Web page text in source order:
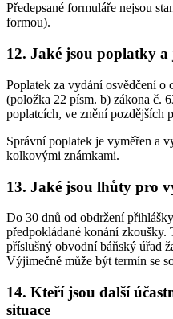
Předepsané formuláře nejsou
formou).
12. Jaké jsou poplatky
Poplatek za vydání osvědčení
(položka 22 písm. b) zákona č.
poplatcích, ve znění pozdějších
Správní poplatek je vyměřen a
kolkovými známkami.
13. Jaké jsou lhůty pro
Do 30 dnů od obdržení
předpokládané konání zkoušky.
příslušný obvodní báňský úřad
Výjimečně může být termín se
14. Kteří jsou další
situace